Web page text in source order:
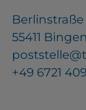
Berlinstraße
55411
+49 6721